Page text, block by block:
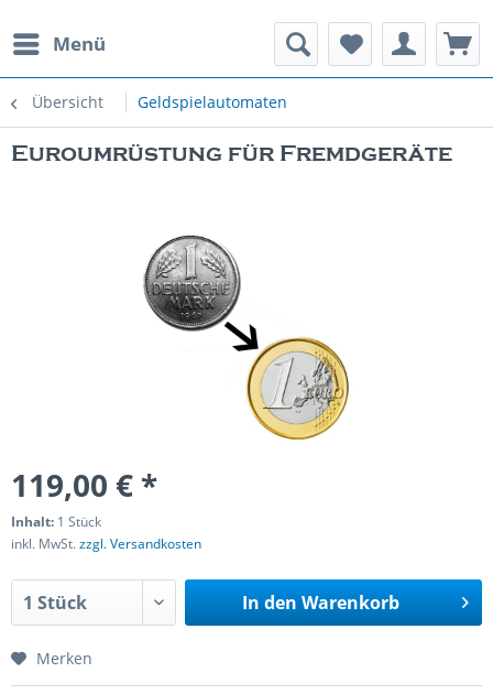
Menü
Übersicht Geldspielautomaten
Spielautomaten
Euroumrüstung für Fremdgeräte
119,00 € *
Inhalt: 1 Stück
inkl. MwSt.zzgl. Versandkosten
In den Warenkorb
Merken